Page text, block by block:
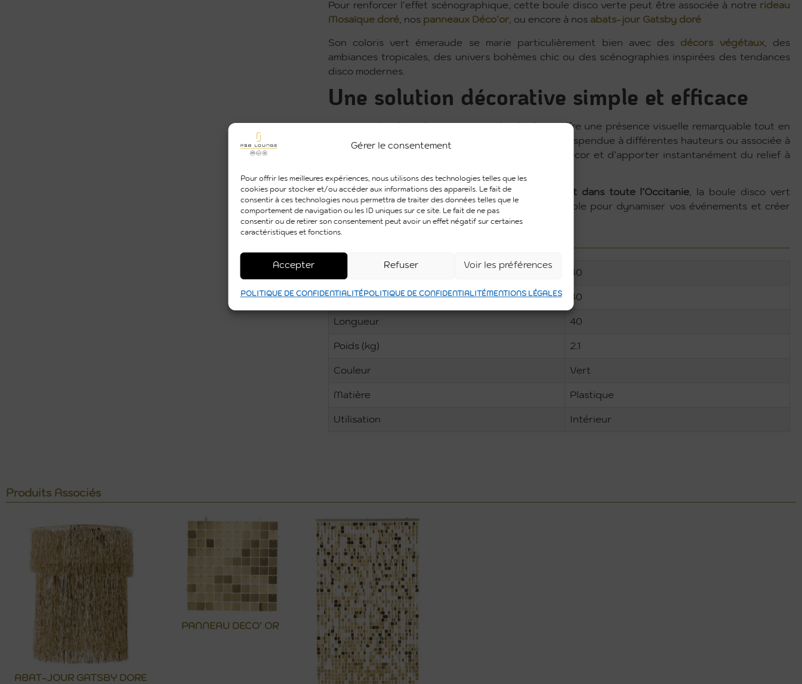
Gérer le consentement
Pour offrir les meilleures expériences, nous utilisons des technologies telles que les
cookies pour stocker et/ou accéder aux informations des appareils. Le fait de
consentir à ces technologies nous permettra de traiter des données telles que le
comportement de navigation ou les ID uniques sur ce site. Le fait de ne pas
consentir ou de retirer son consentement peut avoir un effet négatif sur certaines
caractéristiques et fonctions.
Accepter Refuser Voir les préférences
POLITIQUE DE CONFIDENTIALITÉPOLITIQUE DE CONFIDENTIALITÉMENTIONS LÉGALES
Pour renforcer l’effet scénographique, cette boule disco verte peut être associée à notre rideau
Mosaïque doré, nos panneaux Déco’or, ou encore à nos abats-jour Gatsby doré
Son coloris vert émeraude se marie particulièrement bien avec des décors végétaux, des
ambiances tropicales, des univers bohèmes chic ou des scénographies inspirées des tendances
disco modernes.
Une solution décorative simple et efficace
Avec son diamètre de 40 cm, cette boule disco offre une présence visuelle remarquable tout en
restant facile à intégrer dans différents espaces. Suspendue à différentes hauteurs ou associée à
plusieurs modèles, elle permet de structurer un décor et d’apporter instantanément du relief à
Disponible à la location àToulouse, Montauban et dans toute l’Occitanie, la boule disco vert
émeraude est un accessoire décoratif incontournable pour dynamiser vos événements et créer
une ambiance unique.
40
Largeur 40
Longueur 40
Poids (kg) 2.1
Couleur Vert
Matière Plastique
Utilisation Intérieur
Produits Associés
ABAT-JOUR GATSBY DORE
PANNEAU DECO’ OR